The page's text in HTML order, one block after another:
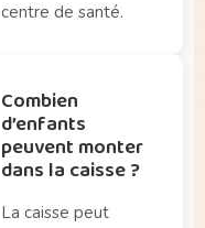
centre de santé.
Combien
d’enfants
peuvent monter
dans la caisse ?
La caisse peut